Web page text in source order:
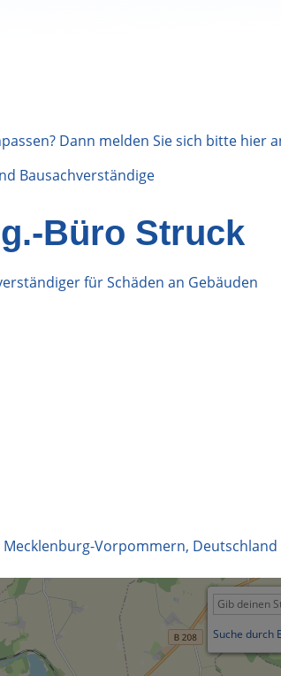
Dann melden Sie sich bitte hier
Bausachverständige
Büro Struck
für Schäden an Gebäuden
Mecklenburg-Vorpommern, Deutschland
Suche durch